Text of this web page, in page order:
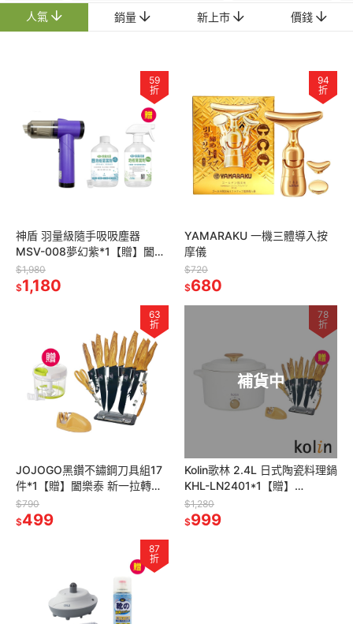
人氣 銷量 新上市 價錢
59
折
神盾 羽量級隨手吸吸塵器
MSV-008夢幻紫*1【贈】闔樂
泰 除臭抗菌地板清潔劑
500ml*1
$1,980
$1,180
94
折
YAMARAKU 一機三體導入按
摩儀
$720
$680
63
折
JOJOGO黑鑽不鏽鋼刀具組17
件*1【贈】闔樂泰 新一拉轉切
碎攪拌器900ml綠色*1
$790
$499
補貨中
78
折
Kolin歌林 2.4L 日式陶瓷料理鍋
KHL-LN2401*1【贈】
JOJOGO黑鑽不鏽鋼刀具組17
件*1
$1,280
$999
87
折